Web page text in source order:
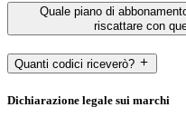
Quale piano di
riscattare con
Quanti codici riceverò?
Dichiarazione legale sui marchi